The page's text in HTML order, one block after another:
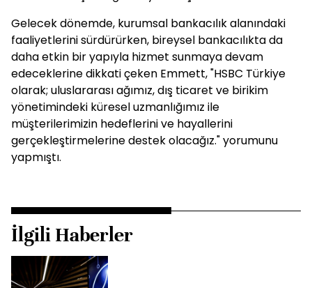
Gelecek dönemde, kurumsal bankacılık alanındaki
faaliyetlerini sürdürürken, bireysel bankacılıkta da
daha etkin bir yapıyla hizmet sunmaya devam
edeceklerine dikkati çeken Emmett, "HSBC Türkiye
olarak; uluslararası ağımız, dış ticaret ve birikim
yönetimindeki küresel uzmanlığımız ile
müşterilerimizin hedeflerini ve hayallerini
gerçekleştirmelerine destek olacağız." yorumunu
yapmıştı.
İlgili Haberler